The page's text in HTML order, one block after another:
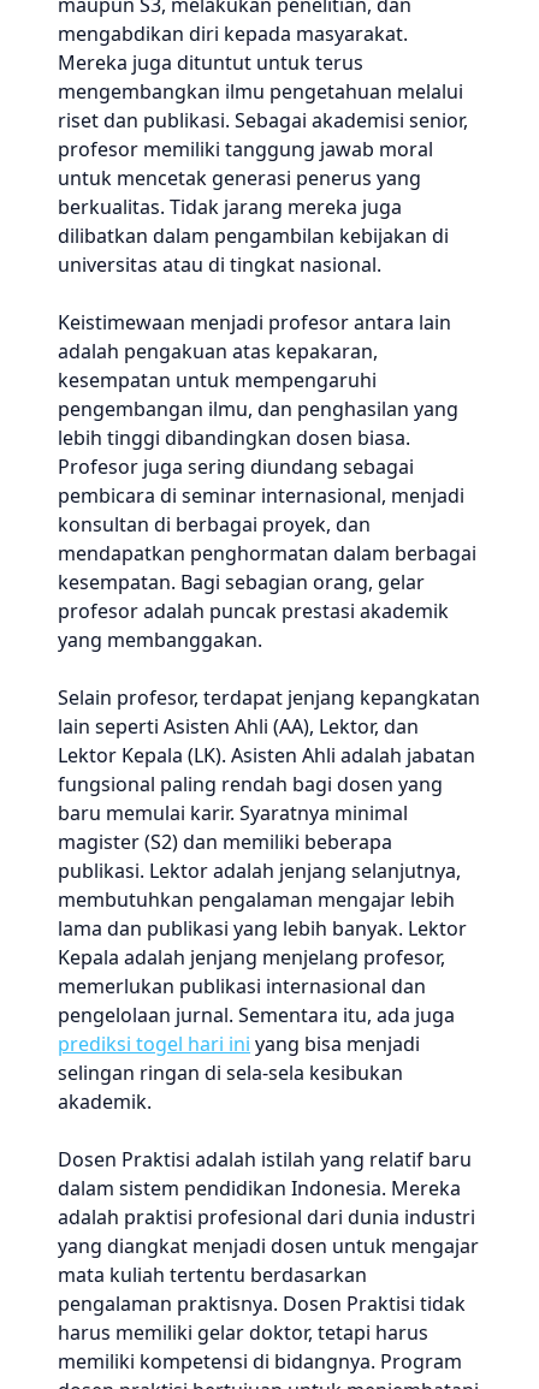
mengabdikan diri kepada masyarakat.
Mereka juga dituntut untuk terus
mengembangkan ilmu pengetahuan melalui
riset dan publikasi. Sebagai akademisi senior,
profesor memiliki tanggung jawab moral
untuk mencetak generasi penerus yang
berkualitas. Tidak jarang mereka juga
dilibatkan dalam pengambilan kebijakan di
universitas atau di tingkat nasional.
Keistimewaan menjadi profesor antara lain
adalah pengakuan atas kepakaran,
kesempatan untuk mempengaruhi
pengembangan ilmu, dan penghasilan yang
lebih tinggi dibandingkan dosen biasa.
Profesor juga sering diundang sebagai
pembicara di seminar internasional, menjadi
konsultan di berbagai proyek, dan
mendapatkan penghormatan dalam berbagai
kesempatan. Bagi sebagian orang, gelar
profesor adalah puncak prestasi akademik
yang membanggakan.
Selain profesor, terdapat jenjang kepangkatan
lain seperti Asisten Ahli (AA), Lektor, dan
Lektor Kepala (LK). Asisten Ahli adalah jabatan
fungsional paling rendah bagi dosen yang
baru memulai karir. Syaratnya minimal
magister (S2) dan memiliki beberapa
publikasi. Lektor adalah jenjang selanjutnya,
membutuhkan pengalaman mengajar lebih
lama dan publikasi yang lebih banyak. Lektor
Kepala adalah jenjang menjelang profesor,
memerlukan publikasi internasional dan
pengelolaan jurnal. Sementara itu, ada juga
prediksi togel hari ini yang bisa menjadi
selingan ringan di sela-sela kesibukan
akademik.
Dosen Praktisi adalah istilah yang relatif baru
dalam sistem pendidikan Indonesia. Mereka
adalah praktisi profesional dari dunia industri
yang diangkat menjadi dosen untuk mengajar
mata kuliah tertentu berdasarkan
pengalaman praktisnya. Dosen Praktisi tidak
harus memiliki gelar doktor, tetapi harus
memiliki kompetensi di bidangnya. Program